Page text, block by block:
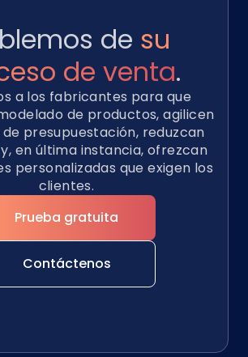
de su
de venta.
a los fabricantes para que
de productos, agilicen
presupuestación, reduzcan
en última instancia, ofrezcan
personalizadas que exigen los
clientes.
Prueba gratuita
Contáctenos